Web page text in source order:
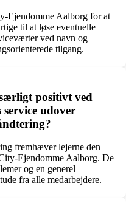
Ejendomme Aalborg for at
til at løse eventuelle
ved navn og
tilgang.
positivt ved
udover
fremhæver lejerne den
Ejendomme Aalborg. De
og en generel
fra alle medarbejdere.